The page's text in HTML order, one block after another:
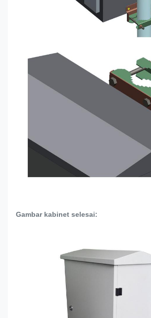
Gambar kabinet selesai: